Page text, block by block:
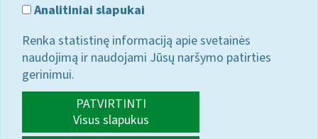
Analitiniai slapukai
Renka statistinę informaciją apie svetainės
naudojimą ir naudojami Jūsų naršymo patirties
gerinimui.
PATVIRTINTI
Visus slapukus